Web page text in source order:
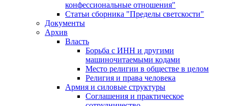
конфессиональные отношения"
Статьи сборника "Пределы светскости"
Документы
Архив
Власть
Борьба с ИНН и другими
машиночитаемыми кодами
Место религии в обществе в целом
Религия и права человека
Армия и силовые структуры
Соглашения и практическое